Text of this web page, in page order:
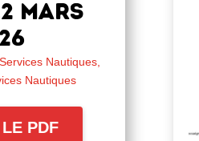
MARS
Nautiques,
Nautiques
PDF